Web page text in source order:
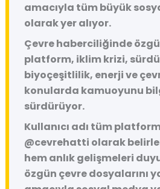
amacıyla tüm büyük
olarak yer alıyor.
Çevre haberciliğinde
platform, iklim krizi,
biyoçeşitlilik, enerji ve
konularda kamuoyunu
sürdürüyor.
Kullanıcı adı tüm
@cevrehatti olarak
hem anlık gelişmeleri
özgün çevre dosyalarını